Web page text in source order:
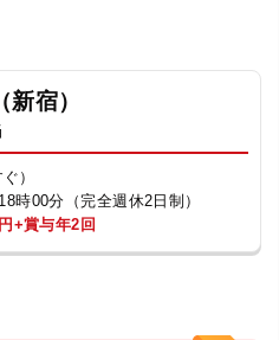
宿）
）
時00分（完全週休2日制）
+賞与年2回